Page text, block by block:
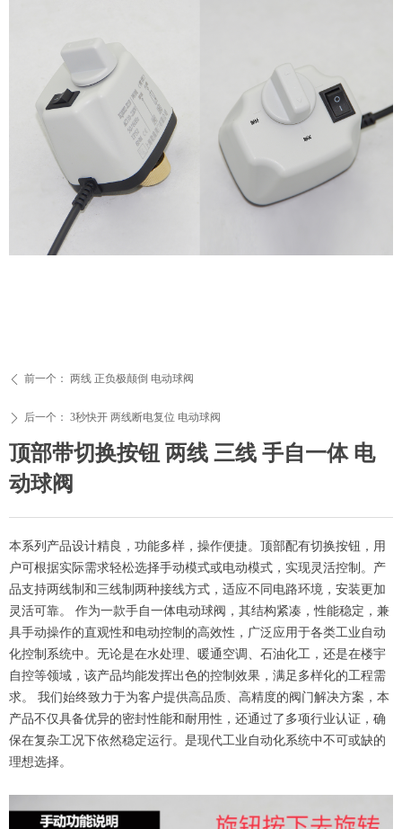
顶部带切换按钮 两线 三线 手自一体 电
动球阀
本系列产品设计精良，功能多样，操作便捷。顶部配有切换按钮，用
户可根据实际需求轻松选择手动模式或电动模式，实现灵活控制。产
品支持两线制和三线制两种接线方式，适应不同电路环境，安装更加
灵活可靠。 作为一款手自一体电动球阀，其结构紧凑，性能稳定，兼
具手动操作的直观性和电动控制的高效性，广泛应用于各类工业自动
化控制系统中。无论是在水处理、暖通空调、石油化工，还是在楼宇
自控等领域，该产品均能发挥出色的控制效果，满足多样化的工程需
求。 我们始终致力于为客户提供高品质、高精度的阀门解决方案，本
产品不仅具备优异的密封性能和耐用性，还通过了多项行业认证，确
保在复杂工况下依然稳定运行。是现代工业自动化系统中不可或缺的
理想选择。
ꄴ 前一个： 两线 正负极颠倒 电动球阀
ꄲ 后一个： 3秒快开 两线断电复位 电动球阀